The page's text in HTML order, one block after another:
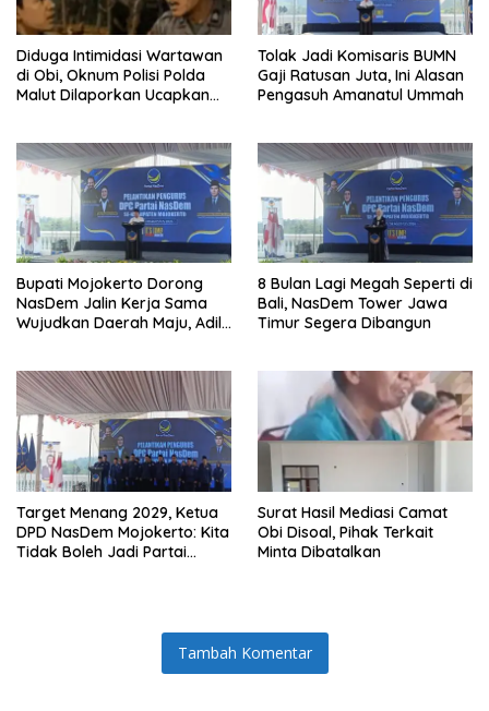
Diduga Intimidasi Wartawan
di Obi, Oknum Polisi Polda
Malut Dilaporkan Ucapkan
Tolak Jadi Komisaris BUMN
Gaji Ratusan Juta, Ini Alasan
Pengasuh Amanatul Ummah
Bupati Mojokerto Dorong
NasDem Jalin Kerja Sama
Wujudkan Daerah Maju, Adil,
8 Bulan Lagi Megah Seperti di
Bali, NasDem Tower Jawa
Timur Segera Dibangun
Target Menang 2029, Ketua
DPD NasDem Mojokerto: Kita
Tidak Boleh Jadi Partai
Surat Hasil Mediasi Camat
Obi Disoal, Pihak Terkait
Minta Dibatalkan
Tambah Komentar